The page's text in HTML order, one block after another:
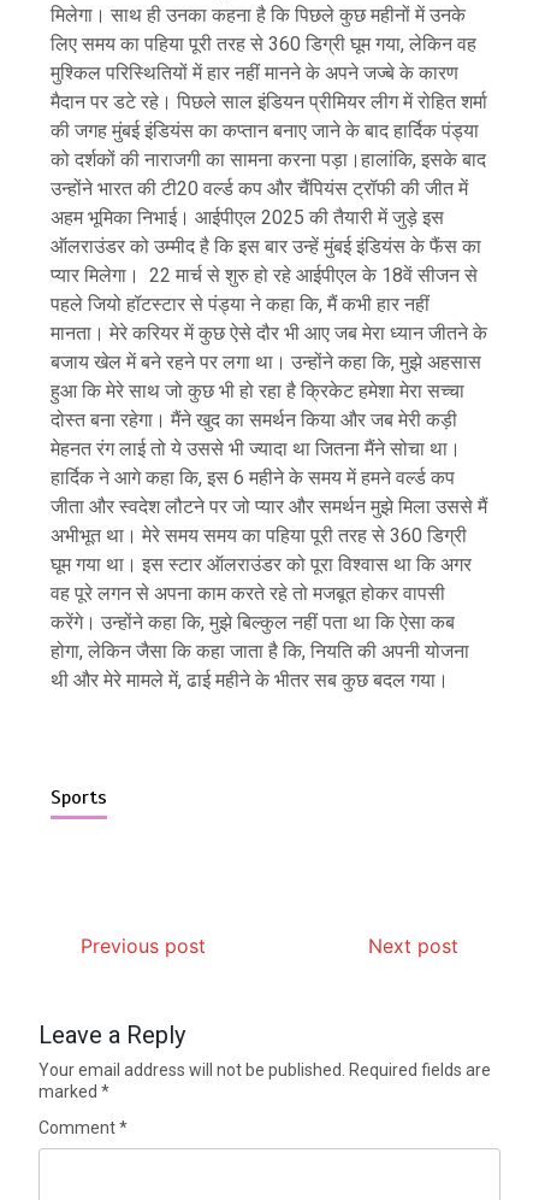
मिलेगा। साथ ही उनका कहना है कि पिछले कुछ महीनों में उनके
लिए समय का पहिया पूरी तरह से 360 डिग्री घूम गया, लेकिन वह
मुश्किल परिस्थितियों में हार नहीं मानने के अपने जज्बे के कारण
मैदान पर डटे रहे। पिछले साल इंडियन प्रीमियर लीग में रोहित शर्मा
की जगह मुंबई इंडियंस का कप्तान बनाए जाने के बाद हार्दिक पंड्या
को दर्शकों की नाराजगी का सामना करना पड़ा।हालांकि, इसके बाद
उन्होंने भारत की टी20 वर्ल्ड कप और चैंपियंस ट्रॉफी की जीत में
अहम भूमिका निभाई। आईपीएल 2025 की तैयारी में जुड़े इस
ऑलराउंडर को उम्मीद है कि इस बार उन्हें मुंबई इंडियंस के फैंस का
प्यार मिलेगा। 22 मार्च से शुरु हो रहे आईपीएल के 18वें सीजन से
पहले जियो हॉटस्टार से पंड्या ने कहा कि, मैं कभी हार नहीं
मानता। मेरे करियर में कुछ ऐसे दौर भी आए जब मेरा ध्यान जीतने के
बजाय खेल में बने रहने पर लगा था। उन्होंने कहा कि, मुझे अहसास
हुआ कि मेरे साथ जो कुछ भी हो रहा है क्रिकेट हमेशा मेरा सच्चा
दोस्त बना रहेगा। मैंने खुद का समर्थन किया और जब मेरी कड़ी
मेहनत रंग लाई तो ये उससे भी ज्यादा था जितना मैंने सोचा था।
हार्दिक ने आगे कहा कि, इस 6 महीने के समय में हमने वर्ल्ड कप
जीता और स्वदेश लौटने पर जो प्यार और समर्थन मुझे मिला उससे मैं
अभीभूत था। मेरे समय समय का पहिया पूरी तरह से 360 डिग्री
घूम गया था। इस स्टार ऑलराउंडर को पूरा विश्वास था कि अगर
वह पूरे लगन से अपना काम करते रहे तो मजबूत होकर वापसी
करेंगे। उन्होंने कहा कि, मुझे बिल्कुल नहीं पता था कि ऐसा कब
होगा, लेकिन जैसा कि कहा जाता है कि, नियति की अपनी योजना
थी और मेरे मामले में, ढाई महीने के भीतर सब कुछ बदल गया।
Sports
Previous post Next post
Leave a Reply
Your email address will not be published.
Required fields are
marked*
Comment*